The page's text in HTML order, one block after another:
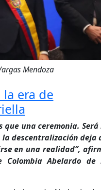
Mendoza
la era de
que una ceremonia. Será
descentralización deja
en una realidad”,
Abelardo de